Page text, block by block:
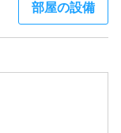
部屋の設備